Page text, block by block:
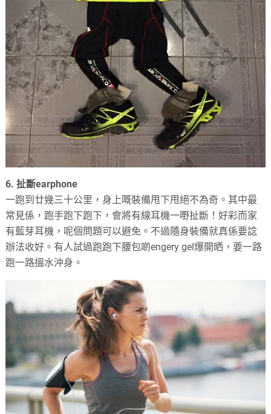
6. 扯斷earphone
一跑到廿幾三十公里，身上嘅裝備甩下甩絕不為奇。其中最
常見係，跑手跑下跑下，會將有線耳機一嘢扯斷！好彩而家
有藍芽耳機，呢個問題可以避免。不過隨身裝備就真係要諗
辦法收好。有人試過跑跑下腰包啲engery gel爆開晒，要一路
跑一路搵水沖身。